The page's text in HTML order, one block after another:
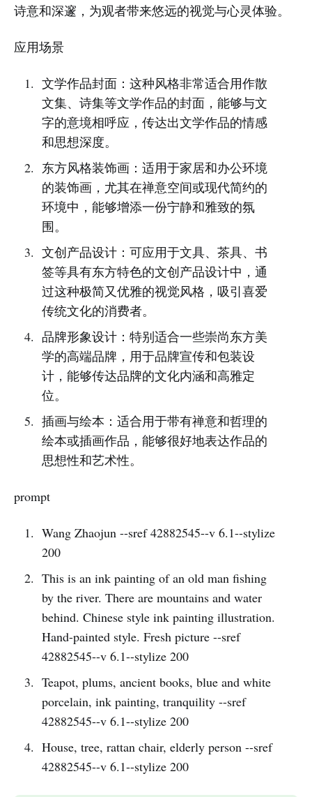
诗意和深邃，为观者带来悠远的视觉与心灵体验。
应用场景
文学作品封面：这种风格非常适合用作散
文集、诗集等文学作品的封面，能够与文
字的意境相呼应，传达出文学作品的情感
和思想深度。
东方风格装饰画：适用于家居和办公环境
的装饰画，尤其在禅意空间或现代简约的
环境中，能够增添一份宁静和雅致的氛
围。
文创产品设计：可应用于文具、茶具、书
签等具有东方特色的文创产品设计中，通
过这种极简又优雅的视觉风格，吸引喜爱
传统文化的消费者。
品牌形象设计：特别适合一些崇尚东方美
学的高端品牌，用于品牌宣传和包装设
计，能够传达品牌的文化内涵和高雅定
位。
插画与绘本：适合用于带有禅意和哲理的
绘本或插画作品，能够很好地表达作品的
思想性和艺术性。
prompt
Wang Zhaojun --sref 42882545--v 6.1--stylize
200
This is an ink painting of an old man fishing
by the river. There are mountains and water
behind. Chinese style ink painting illustration.
Hand-painted style. Fresh picture --sref
42882545--v 6.1--stylize 200
Teapot, plums, ancient books, blue and white
porcelain, ink painting, tranquility --sref
42882545--v 6.1--stylize 200
House, tree, rattan chair, elderly person --sref
42882545--v 6.1--stylize 200